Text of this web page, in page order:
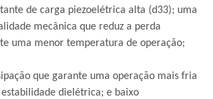
de carga piezoelétrica alta (d33); uma
mecânica que reduz a perda
uma menor temperatura de operação;
que garante uma operação mais fria
dielétrica; e baixo